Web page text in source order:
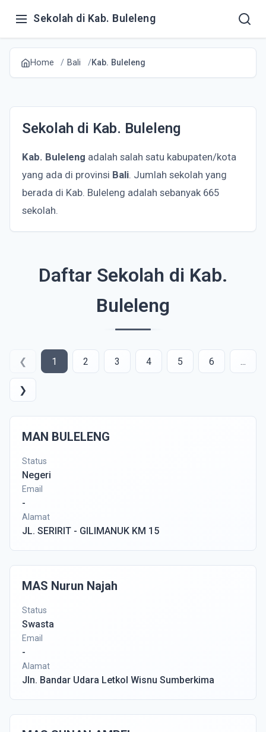
Sekolah di Kab. Buleleng
Home Bali Kab. Buleleng
Sekolah di Kab. Buleleng
Kab. Buleleng adalah salah satu kabupaten/kota
yang ada di provinsi Bali. Jumlah sekolah yang
berada di Kab. Buleleng adalah sebanyak 665
sekolah.
Daftar Sekolah di Kab.
Buleleng
❮ 1 2 3 4 5 6 ...
❯
MAN BULELENG
Status
Negeri
Email
-
Alamat
JL. SERIRIT - GILIMANUK KM 15
MAS Nurun Najah
Status
Swasta
Email
-
Alamat
Jln. Bandar Udara Letkol Wisnu Sumberkima